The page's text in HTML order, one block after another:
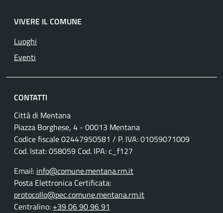
VIVERE IL COMUNE
Luoghi
Eventi
CONTATTI
Città di Mentana
Piazza Borghese, 4 - 00013 Mentana
Codice fiscale02447950581 / P. IVA:01059071009
Cod. Istat: 058059 Cod. IPA: c_f127
Email: info@comune.mentana.rm.it
Posta Elettronica Certificata:
protocollo@pec.comune.mentana.rm.it
Centralino: +39 06 90 96 91